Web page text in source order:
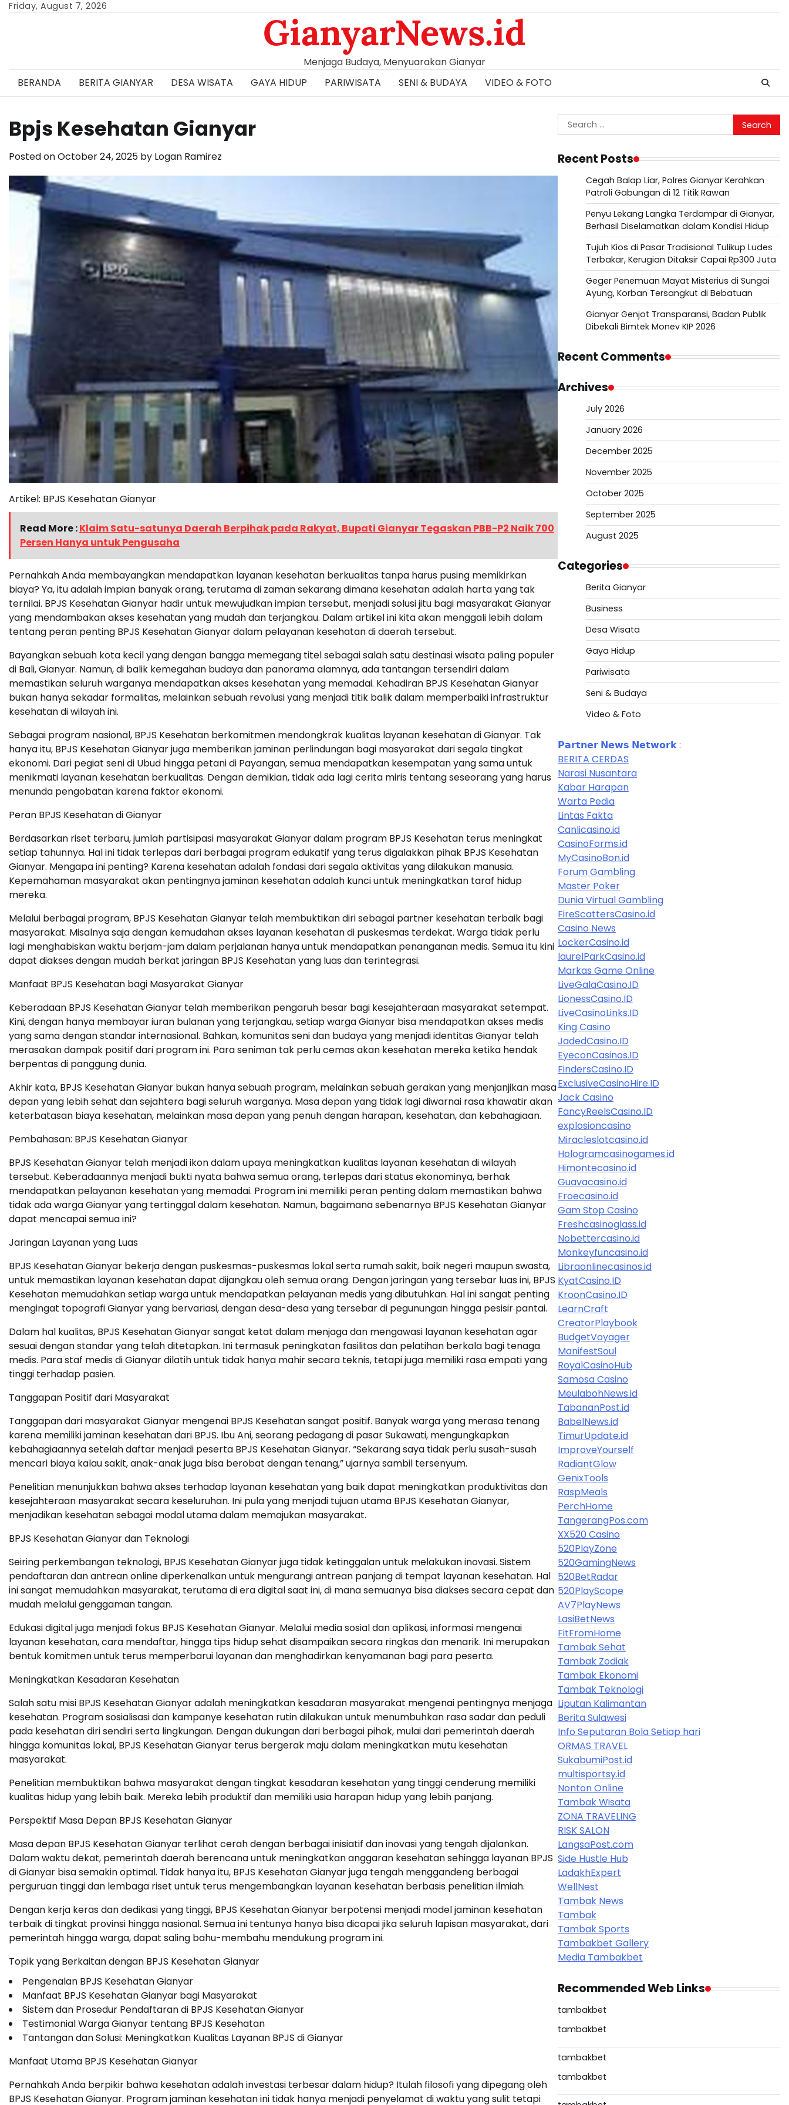
SkipFriday, August 7, 2026
GianyarNews.id
Menjaga Budaya, Menyuarakan Gianyar
BERANDA
BERITA GIANYAR DESA WISATA GAYA HIDUP PARIWISATA SENI & BUDAYA VIDEO & FOTO
Bpjs Kesehatan Gianyar
Posted onOctober 24, 2025 by Logan Ramirez
Artikel: BPJS Kesehatan Gianyar
Read More :Klaim Satu-satunya Daerah Berpihak pada Rakyat, Bupati Gianyar Tegaskan PBB-P2 Naik 700
Persen Hanya untuk Pengusaha
Pernahkah Anda membayangkan mendapatkan layanan kesehatan berkualitas tanpa harus pusing memikirkan
biaya? Ya, itu adalah impian banyak orang, terutama di zaman sekarang dimana kesehatan adalah harta yang tak
ternilai. BPJS Kesehatan Gianyar hadir untuk mewujudkan impian tersebut, menjadi solusi jitu bagi masyarakat Gianyar
yang mendambakan akses kesehatan yang mudah dan terjangkau. Dalam artikel ini kita akan menggali lebih dalam
tentang peran penting BPJS Kesehatan Gianyar dalam pelayanan kesehatan di daerah tersebut.
Bayangkan sebuah kota kecil yang dengan bangga memegang titel sebagai salah satu destinasi wisata paling populer
di Bali, Gianyar. Namun, di balik kemegahan budaya dan panorama alamnya, ada tantangan tersendiri dalam
memastikan seluruh warganya mendapatkan akses kesehatan yang memadai. Kehadiran BPJS Kesehatan Gianyar
bukan hanya sekadar formalitas, melainkan sebuah revolusi yang menjadi titik balik dalam memperbaiki infrastruktur
kesehatan di wilayah ini.
Sebagai program nasional, BPJS Kesehatan berkomitmen mendongkrak kualitas layanan kesehatan di Gianyar. Tak
hanya itu, BPJS Kesehatan Gianyar juga memberikan jaminan perlindungan bagi masyarakat dari segala tingkat
ekonomi. Dari pegiat seni di Ubud hingga petani di Payangan, semua mendapatkan kesempatan yang sama untuk
menikmati layanan kesehatan berkualitas. Dengan demikian, tidak ada lagi cerita miris tentang seseorang yang harus
menunda pengobatan karena faktor ekonomi.
Peran BPJS Kesehatan di Gianyar
Berdasarkan riset terbaru, jumlah partisipasi masyarakat Gianyar dalam program BPJS Kesehatan terus meningkat
setiap tahunnya. Hal ini tidak terlepas dari berbagai program edukatif yang terus digalakkan pihak BPJS Kesehatan
Gianyar. Mengapa ini penting? Karena kesehatan adalah fondasi dari segala aktivitas yang dilakukan manusia.
Kepemahaman masyarakat akan pentingnya jaminan kesehatan adalah kunci untuk meningkatkan taraf hidup
mereka.
Melalui berbagai program, BPJS Kesehatan Gianyar telah membuktikan diri sebagai partner kesehatan terbaik bagi
masyarakat. Misalnya saja dengan kemudahan akses layanan kesehatan di puskesmas terdekat. Warga tidak perlu
lagi menghabiskan waktu berjam-jam dalam perjalanan hanya untuk mendapatkan penanganan medis. Semua itu kini
dapat diakses dengan mudah berkat jaringan BPJS Kesehatan yang luas dan terintegrasi.
Manfaat BPJS Kesehatan bagi Masyarakat Gianyar
Keberadaan BPJS Kesehatan Gianyar telah memberikan pengaruh besar bagi kesejahteraan masyarakat setempat.
Kini, dengan hanya membayar iuran bulanan yang terjangkau, setiap warga Gianyar bisa mendapatkan akses medis
yang sama dengan standar internasional. Bahkan, komunitas seni dan budaya yang menjadi identitas Gianyar telah
merasakan dampak positif dari program ini. Para seniman tak perlu cemas akan kesehatan mereka ketika hendak
berpentas di panggung dunia.
Akhir kata, BPJS Kesehatan Gianyar bukan hanya sebuah program, melainkan sebuah gerakan yang menjanjikan masa
depan yang lebih sehat dan sejahtera bagi seluruh warganya. Masa depan yang tidak lagi diwarnai rasa khawatir akan
keterbatasan biaya kesehatan, melainkan masa depan yang penuh dengan harapan, kesehatan, dan kebahagiaan.
Pembahasan: BPJS Kesehatan Gianyar
BPJS Kesehatan Gianyar telah menjadi ikon dalam upaya meningkatkan kualitas layanan kesehatan di wilayah
tersebut. Keberadaannya menjadi bukti nyata bahwa semua orang, terlepas dari status ekonominya, berhak
mendapatkan pelayanan kesehatan yang memadai. Program ini memiliki peran penting dalam memastikan bahwa
tidak ada warga Gianyar yang tertinggal dalam kesehatan. Namun, bagaimana sebenarnya BPJS Kesehatan Gianyar
dapat mencapai semua ini?
Jaringan Layanan yang Luas
BPJS Kesehatan Gianyar bekerja dengan puskesmas-puskesmas lokal serta rumah sakit, baik negeri maupun swasta,
untuk memastikan layanan kesehatan dapat dijangkau oleh semua orang. Dengan jaringan yang tersebar luas ini, BPJS
Kesehatan memudahkan setiap warga untuk mendapatkan pelayanan medis yang dibutuhkan. Hal ini sangat penting
mengingat topografi Gianyar yang bervariasi, dengan desa-desa yang tersebar di pegunungan hingga pesisir pantai.
Dalam hal kualitas, BPJS Kesehatan Gianyar sangat ketat dalam menjaga dan mengawasi layanan kesehatan agar
sesuai dengan standar yang telah ditetapkan. Ini termasuk peningkatan fasilitas dan pelatihan berkala bagi tenaga
medis. Para staf medis di Gianyar dilatih untuk tidak hanya mahir secara teknis, tetapi juga memiliki rasa empati yang
tinggi terhadap pasien.
Tanggapan Positif dari Masyarakat
Tanggapan dari masyarakat Gianyar mengenai BPJS Kesehatan sangat positif. Banyak warga yang merasa tenang
karena memiliki jaminan kesehatan dari BPJS. Ibu Ani, seorang pedagang di pasar Sukawati, mengungkapkan
kebahagiaannya setelah daftar menjadi peserta BPJS Kesehatan Gianyar. “Sekarang saya tidak perlu susah-susah
mencari biaya kalau sakit, anak-anak juga bisa berobat dengan tenang,” ujarnya sambil tersenyum.
Penelitian menunjukkan bahwa akses terhadap layanan kesehatan yang baik dapat meningkatkan produktivitas dan
kesejahteraan masyarakat secara keseluruhan. Ini pula yang menjadi tujuan utama BPJS Kesehatan Gianyar,
menjadikan kesehatan sebagai modal utama dalam memajukan masyarakat.
BPJS Kesehatan Gianyar dan Teknologi
Seiring perkembangan teknologi, BPJS Kesehatan Gianyar juga tidak ketinggalan untuk melakukan inovasi. Sistem
pendaftaran dan antrean online diperkenalkan untuk mengurangi antrean panjang di tempat layanan kesehatan. Hal
ini sangat memudahkan masyarakat, terutama di era digital saat ini, di mana semuanya bisa diakses secara cepat dan
mudah melalui genggaman tangan.
Edukasi digital juga menjadi fokus BPJS Kesehatan Gianyar. Melalui media sosial dan aplikasi, informasi mengenai
layanan kesehatan, cara mendaftar, hingga tips hidup sehat disampaikan secara ringkas dan menarik. Ini merupakan
bentuk komitmen untuk terus memperbarui layanan dan menghadirkan kenyamanan bagi para peserta.
Meningkatkan Kesadaran Kesehatan
Salah satu misi BPJS Kesehatan Gianyar adalah meningkatkan kesadaran masyarakat mengenai pentingnya menjaga
kesehatan. Program sosialisasi dan kampanye kesehatan rutin dilakukan untuk menumbuhkan rasa sadar dan peduli
pada kesehatan diri sendiri serta lingkungan. Dengan dukungan dari berbagai pihak, mulai dari pemerintah daerah
hingga komunitas lokal, BPJS Kesehatan Gianyar terus bergerak maju dalam meningkatkan mutu kesehatan
masyarakat.
Penelitian membuktikan bahwa masyarakat dengan tingkat kesadaran kesehatan yang tinggi cenderung memiliki
kualitas hidup yang lebih baik. Mereka lebih produktif dan memiliki usia harapan hidup yang lebih panjang.
Perspektif Masa Depan BPJS Kesehatan Gianyar
Masa depan BPJS Kesehatan Gianyar terlihat cerah dengan berbagai inisiatif dan inovasi yang tengah dijalankan.
Dalam waktu dekat, pemerintah daerah berencana untuk meningkatkan anggaran kesehatan sehingga layanan BPJS
di Gianyar bisa semakin optimal. Tidak hanya itu, BPJS Kesehatan Gianyar juga tengah menggandeng berbagai
perguruan tinggi dan lembaga riset untuk terus mengembangkan layanan kesehatan berbasis penelitian ilmiah.
Dengan kerja keras dan dedikasi yang tinggi, BPJS Kesehatan Gianyar berpotensi menjadi model jaminan kesehatan
terbaik di tingkat provinsi hingga nasional. Semua ini tentunya hanya bisa dicapai jika seluruh lapisan masyarakat, dari
pemerintah hingga warga, dapat saling bahu-membahu mendukung program ini.
Topik yang Berkaitan dengan BPJS Kesehatan Gianyar
Pengenalan BPJS Kesehatan Gianyar
Manfaat BPJS Kesehatan Gianyar bagi Masyarakat
Sistem dan Prosedur Pendaftaran di BPJS Kesehatan Gianyar
Testimonial Warga Gianyar tentang BPJS Kesehatan
Tantangan dan Solusi: Meningkatkan Kualitas Layanan BPJS di Gianyar
Manfaat Utama BPJS Kesehatan Gianyar
Pernahkah Anda berpikir bahwa kesehatan adalah investasi terbesar dalam hidup? Itulah filosofi yang dipegang oleh
BPJS Kesehatan Gianyar. Program jaminan kesehatan ini tidak hanya menjadi penyelamat di waktu yang sulit tetapi
Search
for:
Recent Posts
Cegah Balap Liar, Polres Gianyar Kerahkan
Patroli Gabungan di 12 Titik Rawan
Penyu Lekang Langka Terdampar di Gianyar,
Berhasil Diselamatkan dalam Kondisi Hidup
Tujuh Kios di Pasar Tradisional Tulikup Ludes
Terbakar, Kerugian Ditaksir Capai Rp300 Juta
Geger Penemuan Mayat Misterius di Sungai
Ayung, Korban Tersangkut di Bebatuan
Gianyar Genjot Transparansi, Badan Publik
Dibekali Bimtek Monev KIP 2026
Recent Comments
Archives
July 2026
January 2026
December 2025
November 2025
October 2025
September 2025
August 2025
Categories
Berita Gianyar
Business
Desa Wisata
Gaya Hidup
Pariwisata
Seni & Budaya
Video & Foto
𝗣𝗮𝗿𝘁𝗻𝗲𝗿 𝗡𝗲𝘄𝘀 𝗡𝗲𝘁𝘄𝗼𝗿𝗸 :
BERITA CERDAS
Narasi Nusantara
Kabar Harapan
Warta Pedia
Lintas Fakta
Canlicasino.id
CasinoForms.id
MyCasinoBon.id
Forum Gambling
Master Poker
Dunia Virtual Gambling
FireScattersCasino.id
Casino News
LockerCasino.id
laurelParkCasino.id
Markas Game Online
LiveGalaCasino.ID
LionessCasino.ID
LiveCasinoLinks.ID
King Casino
JadedCasino.ID
EyeconCasinos.ID
FindersCasino.ID
ExclusiveCasinoHire.ID
Jack Casino
FancyReelsCasino.ID
explosioncasino
Miracleslotcasino.id
Hologramcasinogames.id
Himontecasino.id
Guavacasino.id
Froecasino.id
Gam Stop Casino
Freshcasinoglass.id
Nobettercasino.id
Monkeyfuncasino.id
Libraonlinecasinos.id
KyatCasino.ID
KroonCasino.ID
LearnCraft
CreatorPlaybook
BudgetVoyager
ManifestSoul
RoyalCasinoHub
Samosa Casino
MeulabohNews.id
TabananPost.id
BabelNews.id
TimurUpdate.id
ImproveYourself
RadiantGlow
GenixTools
RaspMeals
PerchHome
TangerangPos.com
XX520 Casino
520PlayZone
520GamingNews
520BetRadar
520PlayScope
AV7PlayNews
LasiBetNews
FitFromHome
Tambak Sehat
Tambak Zodiak
Tambak Ekonomi
Tambak Teknologi
Liputan Kalimantan
Berita Sulawesi
Info Seputaran Bola Setiap hari
ORMAS TRAVEL
SukabumiPost.id
multisportsy.id
Nonton Online
Tambak Wisata
ZONA TRAVELING
RISK SALON
LangsaPost.com
Side Hustle Hub
LadakhExpert
WellNest
Tambak News
Tambak
Tambak Sports
Tambakbet Gallery
Media Tambakbet
Recommended Web Links
tambakbet
tambakbet
tambakbet
tambakbet